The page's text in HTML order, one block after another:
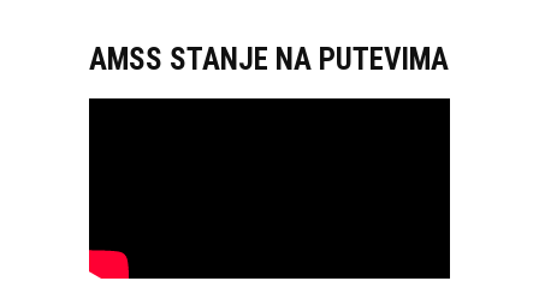
AMSS STANJE NA PUTEVIMA